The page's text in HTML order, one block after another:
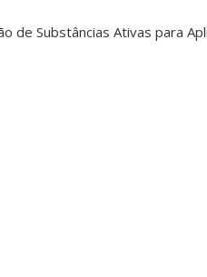
de Substâncias Ativas para